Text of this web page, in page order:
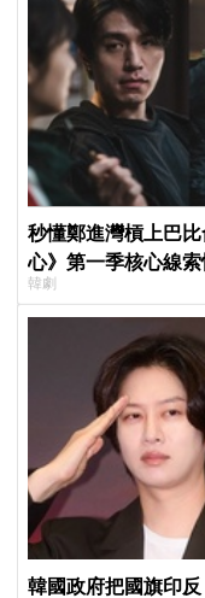
秒懂鄭進灣槓上巴
心》第一季核心線
韓劇
韓國政府把國旗印